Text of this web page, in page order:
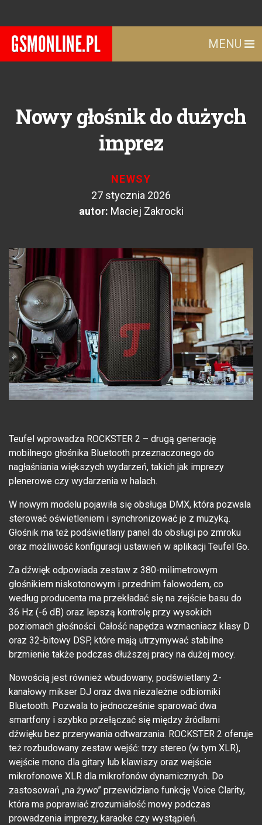
MENU
Nowy głośnik do dużych
imprez
NEWSY
27 stycznia 2026
autor: Maciej Zakrocki
Teufel wprowadza ROCKSTER 2 – drugą generację
mobilnego głośnika Bluetooth przeznaczonego do
nagłaśniania większych wydarzeń, takich jak imprezy
plenerowe czy wydarzenia w halach.
W nowym modelu pojawiła się obsługa DMX, która pozwala
sterować oświetleniem i synchronizować je z muzyką.
Głośnik ma też podświetlany panel do obsługi po zmroku
oraz możliwość konfiguracji ustawień w aplikacji Teufel Go.
Za dźwięk odpowiada zestaw z 380-milimetrowym
głośnikiem niskotonowym i przednim falowodem, co
według producenta ma przekładać się na zejście basu do
36 Hz (-6 dB) oraz lepszą kontrolę przy wysokich
poziomach głośności. Całość napędza wzmacniacz klasy D
oraz 32-bitowy DSP, które mają utrzymywać stabilne
brzmienie także podczas dłuższej pracy na dużej mocy.
Nowością jest również wbudowany, podświetlany 2-
kanałowy mikser DJ oraz dwa niezależne odbiorniki
Bluetooth. Pozwala to jednocześnie sparować dwa
smartfony i szybko przełączać się między źródłami
dźwięku bez przerywania odtwarzania. ROCKSTER 2 oferuje
też rozbudowany zestaw wejść: trzy stereo (w tym XLR),
wejście mono dla gitary lub klawiszy oraz wejście
mikrofonowe XLR dla mikrofonów dynamicznych. Do
zastosowań „na żywo” przewidziano funkcję Voice Clarity,
która ma poprawiać zrozumiałość mowy podczas
prowadzenia imprezy, karaoke czy wystąpień.